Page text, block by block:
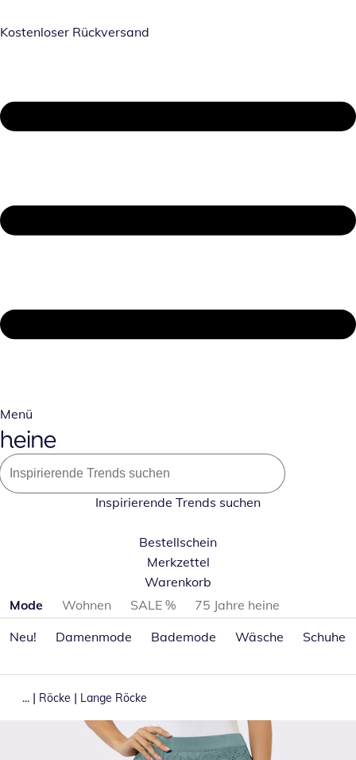
Kostenloser Rückversand
Menü
Inspirierende Trends suchen
Bestellschein
Merkzettel
Warenkorb
Produktkategorien überspringen
Mode Wohnen SALE %
75 Jahre heine
Neu!
Damenmode Bademode Wäsche Schuhe
... | Röcke | Lange Röcke